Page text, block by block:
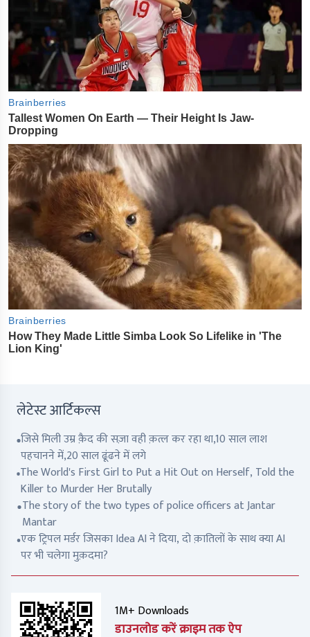
लेटेस्ट आर्टिकल्स
जिसे मिली उम्र क़ैद की सज़ा वही क़त्ल कर रहा था,10 साल लाश
पहचानने में,20 साल ढूंढने में लगे
The World's First Girl to Put a Hit Out on Herself, Told the
Killer to Murder Her Brutally
The story of the two types of police officers at Jantar
Mantar
एक ट्रिपल मर्डर जिसका Idea AI ने दिया, दो क़ातिलों के साथ क्या AI
पर भी चलेगा मुक़दमा?
1M+ Downloads
डाउनलोड करें क्राइम तक ऐप